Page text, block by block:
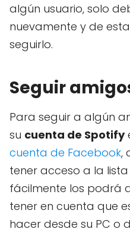
algún usuario, solo
nuevamente y de
seguirlo.
Seguir
Para seguir a algún
su cuenta de Spotify
cuenta de Facebook,
tener acceso a la
fácilmente los podrá
tener en cuenta que
hacer desde su PC o